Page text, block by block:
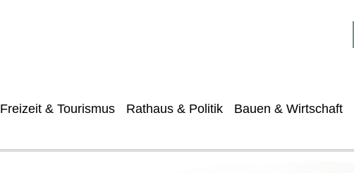
Freizeit & Tourismus Rathaus & Politik Bauen & Wirtschaft